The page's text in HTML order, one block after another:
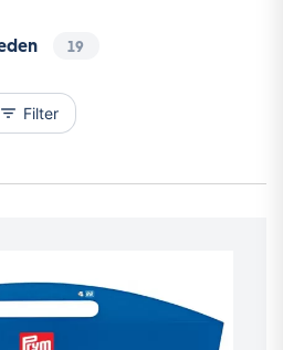
19
filter_list Filter